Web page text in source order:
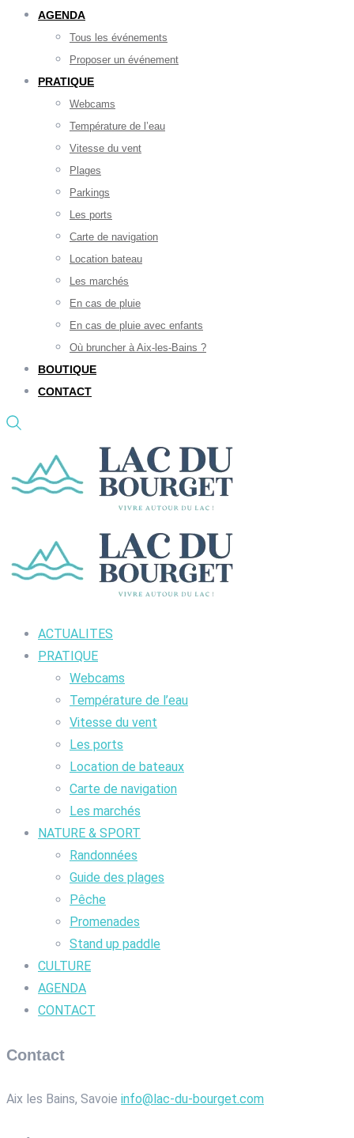
AGENDA
Tous les événements
Proposer un événement
PRATIQUE
Webcams
Température de l’eau
Vitesse du vent
Plages
Parkings
Les ports
Carte de navigation
Location bateau
Les marchés
En cas de pluie
En cas de pluie avec enfants
Où bruncher à Aix-les-Bains ?
BOUTIQUE
CONTACT
ACTUALITES
PRATIQUE
Webcams
Température de l’eau
Vitesse du vent
Les ports
Location de bateaux
Carte de navigation
Les marchés
NATURE & SPORT
Randonnées
Guide des plages
Pêche
Promenades
Stand up paddle
CULTURE
AGENDA
CONTACT
Contact
Aix les Bains, Savoie info@lac-du-bourget.com